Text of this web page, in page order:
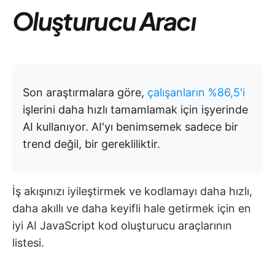
OluşturucuAracı
Son araştırmalara göre, çalışanların %86,5'i
işlerini daha hızlı tamamlamak için işyerinde
AI kullanıyor. AI'yı benimsemek sadece bir
trend değil, bir gerekliliktir.
İş akışınızı iyileştirmek ve kodlamayı daha hızlı,
daha akıllı ve daha keyifli hale getirmek için en
iyi AI JavaScript kod oluşturucu araçlarının
listesi.